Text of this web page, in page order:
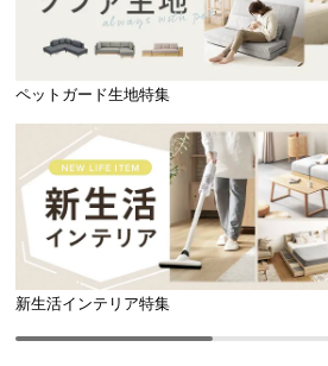
ペットガード生地特集
新生活インテリア特集